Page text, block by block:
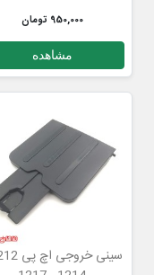
950,000 تومان
مشاهده